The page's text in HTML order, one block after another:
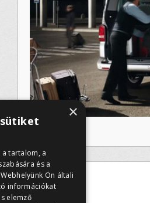
Rólunk
×
sütiket
a tartalom, a
és a
Ön általi
információkat
elemző